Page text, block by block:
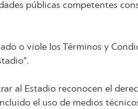
públicas competentes
o viole los Términos y
al Estadio reconocen el
el uso de medios